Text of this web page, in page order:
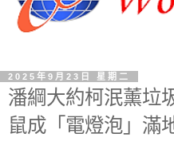
2025年9月23日 星期二
潘綱大約柯泯薰垃
鼠成「電燈泡」滿